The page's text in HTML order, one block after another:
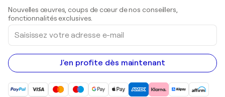
Peintures acryliques
Nouvelles œuvres, coups de cœur de nos conseillers,
fonctionnalités exclusives.
Saisissez
votre
adresse
e-
mail
J'en profite dès maintenant